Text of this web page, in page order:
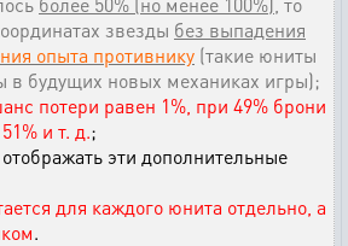
звезды без выпадения
опыта противнику (такие юниты
в будущих новых механиках игры);
потери равен 1%, при 49% брони
и т. д.;
эти дополнительные
для каждого юнита отдельно, а
.